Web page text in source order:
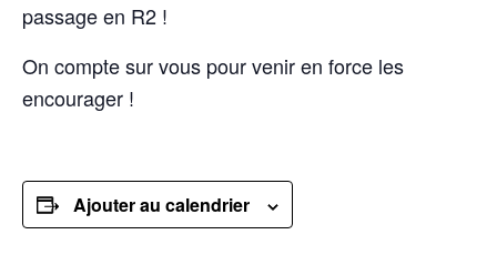
passage en R2 !
On compte sur vous pour venir en force les
encourager !
Ajouter au calendrier